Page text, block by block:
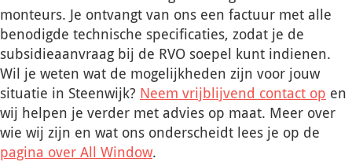
monteurs. Je ontvangt van ons een factuur met alle
benodigde technische specificaties, zodat je de
subsidieaanvraag bij de RVO soepel kunt indienen.
Wil je weten wat de mogelijkheden zijn voor jouw
situatie in Steenwijk? Neem vrijblijvend contact op en
wij helpen je verder met advies op maat. Meer over
wie wij zijn en wat ons onderscheidt lees je op de
pagina over All Window.